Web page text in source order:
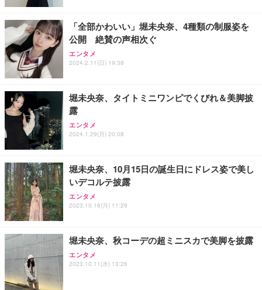
「全部かわいい」堀未央奈、4種類の制服姿を
公開 絶賛の声相次ぐ
エンタメ
2024.2.11(日) 19:38
堀未央奈、タイトミニワンピでくびれ＆美脚披
露
エンタメ
2024.1.29(月) 20:08
堀未央奈、10月15日の誕生日にドレス姿で美し
いデコルテ披露
エンタメ
2023.10.16(月) 11:29
堀未央奈、秋コーデの超ミニスカで美脚を披露
エンタメ
2023.10.11(水) 13:26